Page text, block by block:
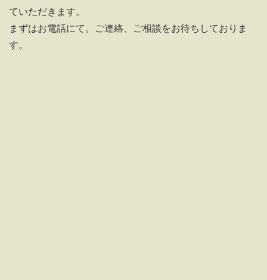
ていただきます。
まずはお電話にて。ご連絡、ご相談をお待ちしておりま
す。